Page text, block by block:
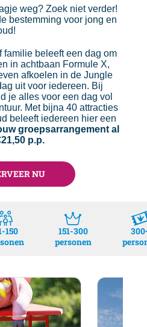
weg? Zoek niet verder!
bestemming voor jong en
familie beleeft een dag om
in achtbaan Formule X,
afkoelen in de Jungle
uit voor iedereen. Bij
je alles voor een dag vol
Met bijna 40 attracties
beleeft iedereen hier een
groepsarrangement al
p.p.
NU
150
151-300
personen